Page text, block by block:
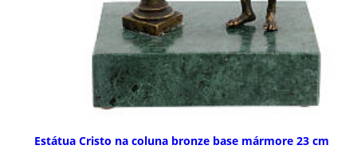
Estátua Cristo na coluna bronze base mármore 23 cm